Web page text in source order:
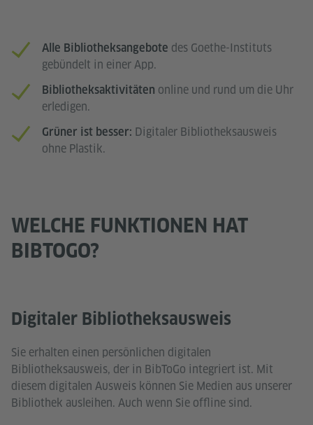
Alle Bibliotheksangebote des Goethe-Instituts
gebündelt in einer App.
Bibliotheksaktivitäten online und rund um die Uhr
erledigen.
Grüner ist besser: Digitaler Bibliotheksausweis
ohne Plastik.
WELCHE FUNKTIONEN HAT
BIBTOGO?
Digitaler Bibliotheksausweis
Sie erhalten einen persönlichen digitalen
Bibliotheksausweis, der in BibToGo integriert ist. Mit
diesem digitalen Ausweis können Sie Medien aus unserer
Bibliothek ausleihen. Auch wenn Sie offline sind.